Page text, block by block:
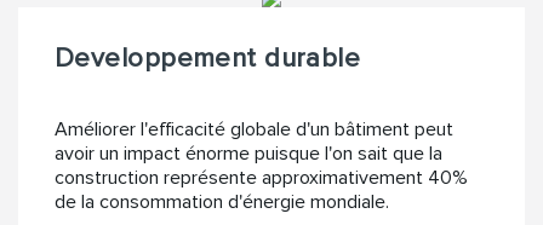
Developpement durable
Améliorer l'efficacité globale d'un bâtiment peut
avoir un impact énorme puisque l'on sait que la
construction représente approximativement 40%
de la consommation d'énergie mondiale.